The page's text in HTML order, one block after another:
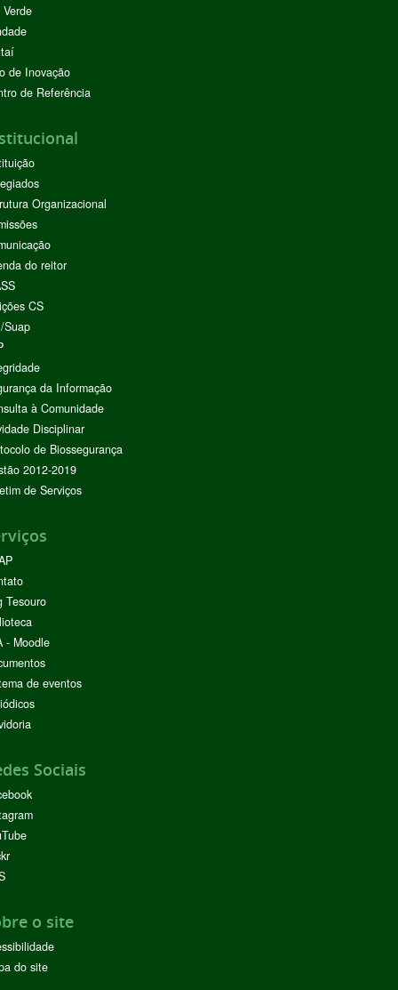
de Inovação
de Referência
Organizacional
do reitor
CS
Suap
da Informação
à Comunidade
Disciplinar
de Biossegurança
2012-2019
de Serviços
Tesouro
- Moodle
de eventos
Sociais
o site
do site